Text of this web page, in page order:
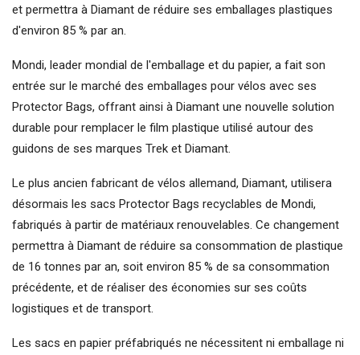
et permettra à Diamant de réduire ses emballages plastiques
d'environ 85 % par an.
Mondi, leader mondial de l'emballage et du papier, a fait son
entrée sur le marché des emballages pour vélos avec ses
Protector Bags, offrant ainsi à Diamant une nouvelle solution
durable pour remplacer le film plastique utilisé autour des
guidons de ses marques Trek et Diamant.
Le plus ancien fabricant de vélos allemand, Diamant, utilisera
désormais les sacs Protector Bags recyclables de Mondi,
fabriqués à partir de matériaux renouvelables. Ce changement
permettra à Diamant de réduire sa consommation de plastique
de 16 tonnes par an, soit environ 85 % de sa consommation
précédente, et de réaliser des économies sur ses coûts
logistiques et de transport.
Les sacs en papier préfabriqués ne nécessitent ni emballage ni